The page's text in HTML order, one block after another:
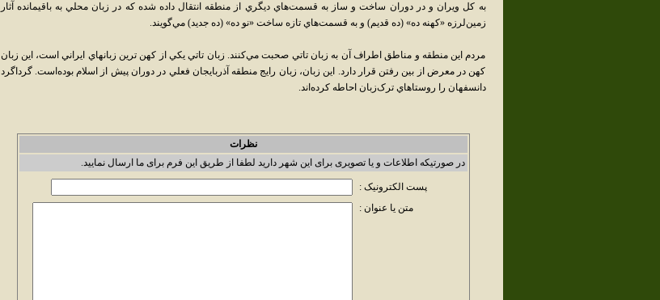
به کل ويران و در دوران ساخت و ساز به قسمت‌هاي ديگري از منطقه انتقال داده شده که در زبان محلي به باقيمانده آثار
زمين‌لرزه «کهنه ده» (ده قديم) و به قسمت‌هاي تازه ساخت «نو ده» (ده جديد) مي‌گويند.
مردم اين منطقه و مناطق اطراف آن به زبان تاتي صحبت مي‌کنند. زبان تاتي يکي از کهن ترين زبانهاي ايراني است، اين زبان
کهن در معرض از بين رفتن قرار دارد. اين زبان، زبان رايج منطقه آذربايجان فعلي در دوران پيش از اسلام بوده‌است. گرداگرد
دانسفهان را روستاهاي ترک‌زبان احاطه کرده‌اند.
نظرات
در صورتیکه اطلاعات و یا تصویری برای این شهر دارید لطفا از طریق این فرم برای ما ارسال نمایید.
پست الکترونیک :
متن یا عنوان :